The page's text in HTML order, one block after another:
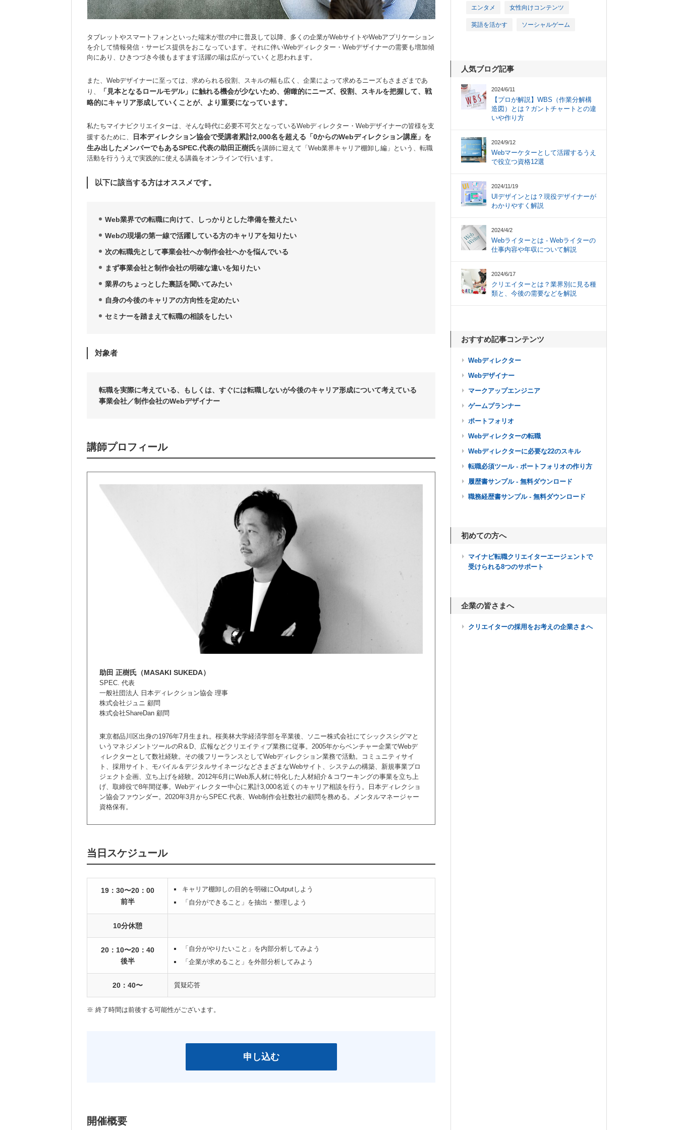
タブレットやスマートフォンといった端末が世の中に普及して以降、多くの企業がWebサイトやWebアプリケーション
を介して情報発信・サービス提供をおこなっています。それに伴いWebディレクター・Webデザイナーの需要も増加傾
向にあり、ひきつづき今後もますます活躍の場は広がっていくと思われます。
また、Webデザイナーに至っては、求められる役割、スキルの幅も広く、企業によって求めるニーズもさまざまであ
り、
「見本となるロールモデル」に触れる機会が少ないため、俯瞰的にニーズ、役割、スキルを把握して、戦
略的にキャリア形成していくことが、より重要になっています。
私たちマイナビクリエイターは、そんな時代に必要不可欠となっているWebディレクター・Webデザイナーの皆様を支
援するために、
日本ディレクション協会で受講者累計2,000名を超える「0からのWebディレクション講座」を
生み出したメンバーでもあるSPEC.代表の助田正樹氏を講師に迎えて「Web業界キャリア棚卸し編」という、転職
活動を行ううえで実践的に使える講義をオンラインで行います。
以下に該当する方はオススメです。
Web業界での転職に向けて、しっかりとした準備を整えたい
Webの現場の第一線で活躍している方のキャリアを知りたい
次の転職先として事業会社へか制作会社へかを悩んでいる
まず事業会社と制作会社の明確な違いを知りたい
業界のちょっとした裏話を聞いてみたい
自身の今後のキャリアの方向性を定めたい
セミナーを踏まえて転職の相談をしたい
対象者
転職を実際に考えている、もしくは、すぐには転職しないが今後のキャリア形成について考えている
事業会社／制作会社のWebデザイナー
講師プロフィール
助田 正樹氏（MASAKI SUKEDA）
SPEC. 代表
一般社団法人 日本ディレクション協会 理事
株式会社ジュニ 顧問
株式会社ShareDan 顧問
東京都品川区出身の1976年7月生まれ。桜美林大学経済学部を卒業後、ソニー株式会社にてシックスシグマと
いうマネジメントツールのR＆D、広報などクリエイティブ業務に従事。2005年からベンチャー企業でWebデ
ィレクターとして数社経験。その後フリーランスとしてWebディレクション業務で活動。コミュニティサイ
ト、採用サイト、モバイル＆デジタルサイネージなどさまざまなWebサイト、システムの構築、新規事業プロ
ジェクト企画、立ち上げを経験。2012年6月にWeb系人材に特化した人材紹介＆コワーキングの事業を立ち上
げ、取締役で8年間従事。Webディレクター中心に累計3,000名近くのキャリア相談を行う。日本ディレクショ
ン協会ファウンダー。2020年3月からSPEC.代表、Web制作会社数社の顧問を務める。メンタルマネージャー
資格保有。
当日スケジュール
19：30〜20：00
前半
キャリア棚卸しの目的を明確にOutputしよう
「自分ができること」を抽出・整理しよう
10分休憩
20：10〜20：40
後半
「自分がやりたいこと」を内部分析してみよう
「企業が求めること」を外部分析してみよう
20：40〜 質疑応答
※ 終了時間は前後する可能性がございます。
申し込む
開催概要
エンタメ 女性向けコンテンツ
英語を活かす ソーシャルゲーム
人気ブログ記事
2024/6/11
【プロが解説】WBS（作業分解構
造図）とは？ガントチャートとの違
いや作り方
2024/9/12
Webマーケターとして活躍するうえ
で役立つ資格12選
2024/11/19
UIデザインとは？現役デザイナーが
わかりやすく解説
2024/4/2
Webライターとは - Webライターの
仕事内容や年収について解説
2024/6/17
クリエイターとは？業界別に見る種
類と、今後の需要などを解説
おすすめ記事コンテンツ
Webディレクター
Webデザイナー
マークアップエンジニア
ゲームプランナー
ポートフォリオ
Webディレクターの転職
Webディレクターに必要な22のスキル
転職必須ツール - ポートフォリオの作り方
履歴書サンプル - 無料ダウンロード
職務経歴書サンプル - 無料ダウンロード
初めての方へ
マイナビ転職クリエイターエージェントで
受けられる8つのサポート
企業の皆さまへ
クリエイターの採用をお考えの企業さまへ